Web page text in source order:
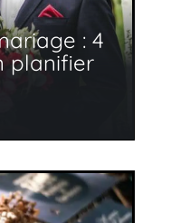
: 4
planifier